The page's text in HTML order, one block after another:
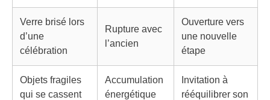
Verre brisé lors
d’une
célébration
Rupture avec
l’ancien
Ouverture vers
une nouvelle
étape
Objets fragiles
qui se cassent
Accumulation
énergétique
Invitation à
rééquilibrer son